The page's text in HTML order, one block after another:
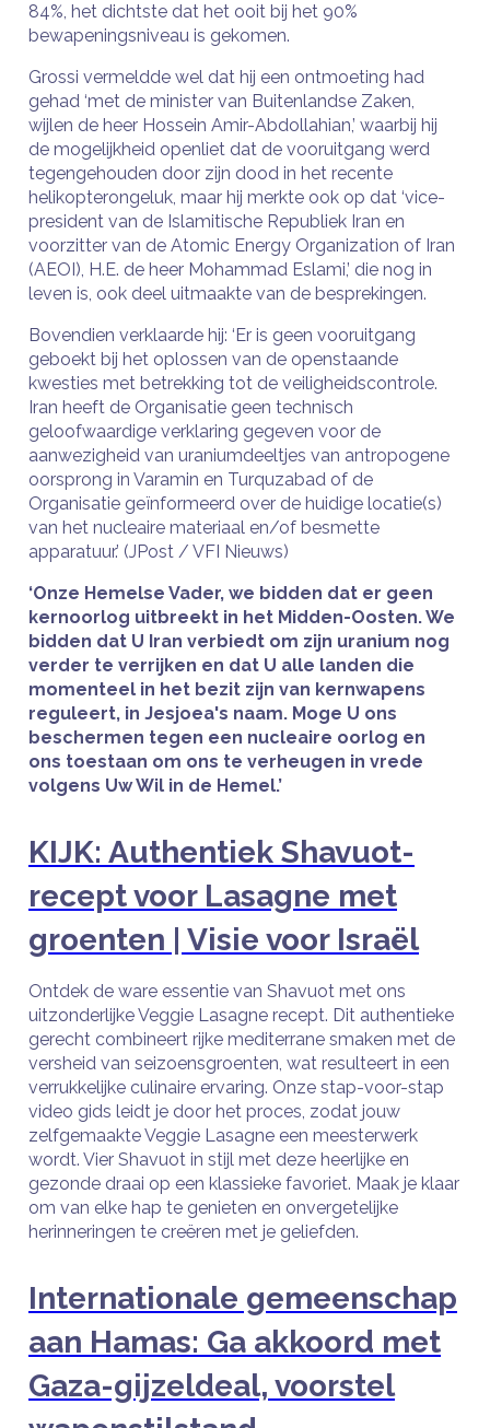
84%, het dichtste dat het ooit bij het 90%
bewapeningsniveau is gekomen.
Grossi vermeldde wel dat hij een ontmoeting had
gehad ‘met de minister van Buitenlandse Zaken,
wijlen de heer Hossein Amir-Abdollahian,’ waarbij hij
de mogelijkheid openliet dat de vooruitgang werd
tegengehouden door zijn dood in het recente
helikopterongeluk, maar hij merkte ook op dat ‘vice-
president van de Islamitische Republiek Iran en
voorzitter van de Atomic Energy Organization of Iran
(AEOI), H.E. de heer Mohammad Eslami,’ die nog in
leven is, ook deel uitmaakte van de besprekingen.
Bovendien verklaarde hij: ‘Er is geen vooruitgang
geboekt bij het oplossen van de openstaande
kwesties met betrekking tot de veiligheidscontrole.
Iran heeft de Organisatie geen technisch
geloofwaardige verklaring gegeven voor de
aanwezigheid van uraniumdeeltjes van antropogene
oorsprong in Varamin en Turquzabad of de
Organisatie geïnformeerd over de huidige locatie(s)
van het nucleaire materiaal en/of besmette
apparatuur.’ (JPost / VFI Nieuws)
‘Onze Hemelse Vader, we bidden dat er geen
kernoorlog uitbreekt in het Midden-Oosten. We
bidden dat U Iran verbiedt om zijn uranium nog
verder te verrijken en dat U alle landen die
momenteel in het bezit zijn van kernwapens
reguleert, in Jesjoea's naam. Moge U ons
beschermen tegen een nucleaire oorlog en
ons toestaan om ons te verheugen in vrede
volgens Uw Wil in de Hemel.’
KIJK: Authentiek Shavuot-
recept voor Lasagne met
groenten | Visie voor Israël
Ontdek de ware essentie van Shavuot met ons
uitzonderlijke Veggie Lasagne recept. Dit authentieke
gerecht combineert rijke mediterrane smaken met de
versheid van seizoensgroenten, wat resulteert in een
verrukkelijke culinaire ervaring. Onze stap-voor-stap
video gids leidt je door het proces, zodat jouw
zelfgemaakte Veggie Lasagne een meesterwerk
wordt. Vier Shavuot in stijl met deze heerlijke en
gezonde draai op een klassieke favoriet. Maak je klaar
om van elke hap te genieten en onvergetelijke
herinneringen te creëren met je geliefden.
Internationale gemeenschap
aan Hamas: Ga akkoord met
Gaza-gijzeldeal, voorstel